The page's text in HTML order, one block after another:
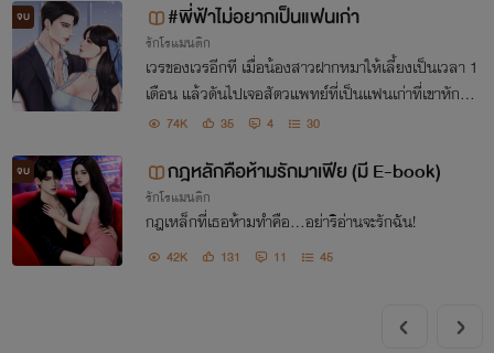
จบ #พี่ฟ้าไม่อยากเป็นแฟนเก่า
รักโรแมนติก
เวรของเวรอีกที เมื่อน้องสาวฝากหมาให้เลี้ยงเป็นเวลา 1
เดือน แล้วดันไปเจอสัตวแพทย์ที่เป็นแฟนเก่าที่เขาหักอกไ
ปเมื่อ 1 ปีที่แล้ว งานนี้ใครจะซวยกว่าใครล่ะเนี่ย
74K 35 4 30
จบ กฎหลักคือห้ามรักมาเฟีย (มี E-book)
รักโรแมนติก
กฎเหล็กที่เธอห้ามทำคือ...อย่าริอ่านจะรักฉัน!
42K 131 11 45